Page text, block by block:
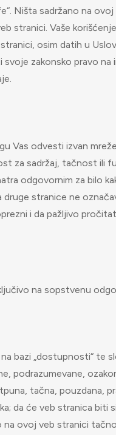
Ništa sadržano na
stranici. Vaše
osim datih u
svoje zakonsko pravo
Vas odvesti izvan
za sadržaj, tačnost ili
odgovornim za bilo
druge stranice ne
i da pažljivo
na sopstvenu
bazi „dostupnosti“ te
podrazumevane,
tačna, pouzdana,
da će veb stranica biti
na ovoj veb stranici